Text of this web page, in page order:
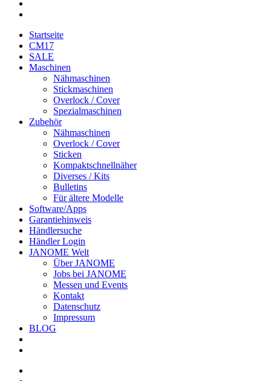
Startseite
CM17
SALE
Maschinen
Nähmaschinen
Stickmaschinen
Overlock / Cover
Spezialmaschinen
Zubehör
Nähmaschinen
Overlock / Cover
Sticken
Kompaktschnellnäher
Diverses / Kits
Bulletins
Für ältere Modelle
Software/Apps
Garantiehinweis
Händlersuche
Händler Login
JANOME Welt
Über JANOME
Jobs bei JANOME
Messen und Events
Kontakt
Datenschutz
Impressum
BLOG